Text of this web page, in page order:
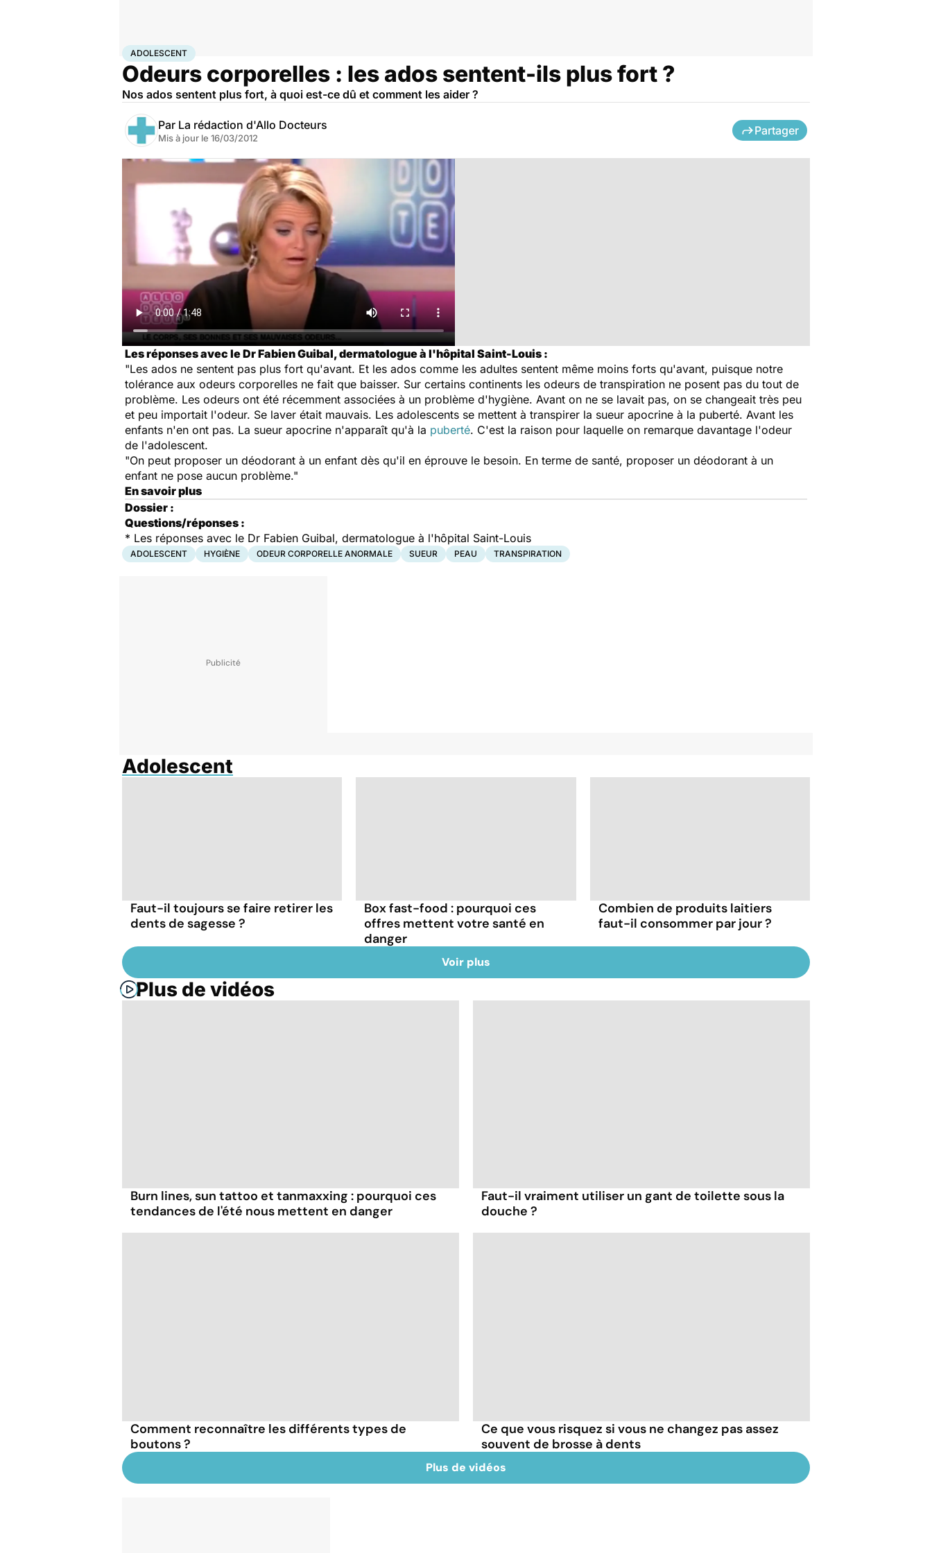
Accueil SantéMaladies
ADOLESCENT
Odeurs corporelles : les ados sentent-ils plus fort ?
Nos ados sentent plus fort, à quoi est-ce dû et comment les aider ?
Par La rédaction d'Allo Docteurs
Mis à jour le 16/03/2012
Partager
Les réponses avec le Dr Fabien Guibal, dermatologue à l'hôpital Saint-Louis :
"Les ados ne sentent pas plus fort qu'avant. Et les ados comme les adultes sentent même moins forts qu'avant, puisque notre
tolérance aux odeurs corporelles ne fait que baisser. Sur certains continents les odeurs de transpiration ne posent pas du tout de
problème. Les odeurs ont été récemment associées à un problème d'hygiène. Avant on ne se lavait pas, on se changeait très peu
et peu importait l'odeur. Se laver était mauvais. Les adolescents se mettent à transpirer la sueur apocrine à la puberté. Avant les
enfants n'en ont pas. La sueur apocrine n'apparaît qu'à la puberté. C'est la raison pour laquelle on remarque davantage l'odeur
de l'adolescent.
"On peut proposer un déodorant à un enfant dès qu'il en éprouve le besoin. En terme de santé, proposer un déodorant à un
enfant ne pose aucun problème."
En savoir plus
Dossier :
Questions/réponses :
* Les réponses avec le Dr Fabien Guibal, dermatologue à l'hôpital Saint-Louis
ADOLESCENT HYGIÈNE ODEUR CORPORELLE ANORMALE SUEUR PEAU TRANSPIRATION
Adolescent
Faut-il toujours se faire retirer les
dents de sagesse ?
Box fast-food : pourquoi ces
offres mettent votre santé en
danger
Combien de produits laitiers
faut-il consommer par jour ?
Voir plus
Plus de vidéos
Burn lines, sun tattoo et tanmaxxing : pourquoi ces
tendances de l'été nous mettent en danger
Faut-il vraiment utiliser un gant de toilette sous la
douche ?
Comment reconnaître les différents types de
boutons ?
Ce que vous risquez si vous ne changez pas assez
souvent de brosse à dents
Plus de vidéos